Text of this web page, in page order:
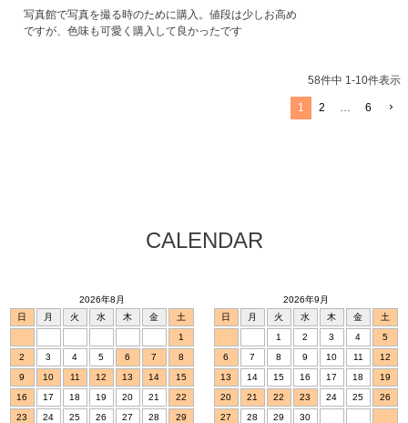
写真館で写真を撮る時のために購入。値段は少しお高め
ですが、色味も可愛く購入して良かったです
58件中 1-10件表示
1 2 … 6
CALENDAR
2026年8月
日
月 火 水 木 金
土
1
2
3 4 5 6 7
8
9
10 11 12 13 14
15
16
17 18 19 20 21
22
23
24 25 26 27 28
29
2026年9月
日
月 火 水 木 金
土
1
2 3 4
5
6
7 8 9 10 11
12
13
14 15 16 17 18
19
20
21 22 23 24 25
26
27
28 29 30